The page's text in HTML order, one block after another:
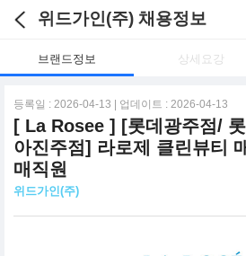
위드가인(주) 채용정보
브랜드정보 상세요강
등록일 : 2026-04-13 | 업데이트 : 2026-04-13
[ La Rosee ] [롯데광주점/
아진주점] 라로제 클린뷰티
매직원
위드가인(주)